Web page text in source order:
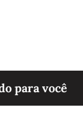
para você